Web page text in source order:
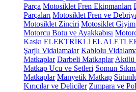
Parça Motosiklet Fren Ekipmanları
Parçaları Motosiklet Fren ve
Motosiklet Zinciri Motosiklet Giyim
Motorcu Botu ve Ayakkabısı
Kaskı ELEKTRİKLİ EL
Şarjlı Vidalamalar Kablolu
Matkaplar Darbeli Matkaplar Akülü
Matkap Ucu ve Setleri Somun
Matkaplar Manyetik Matkap
Kırıcılar ve Deliciler Zımpara ve